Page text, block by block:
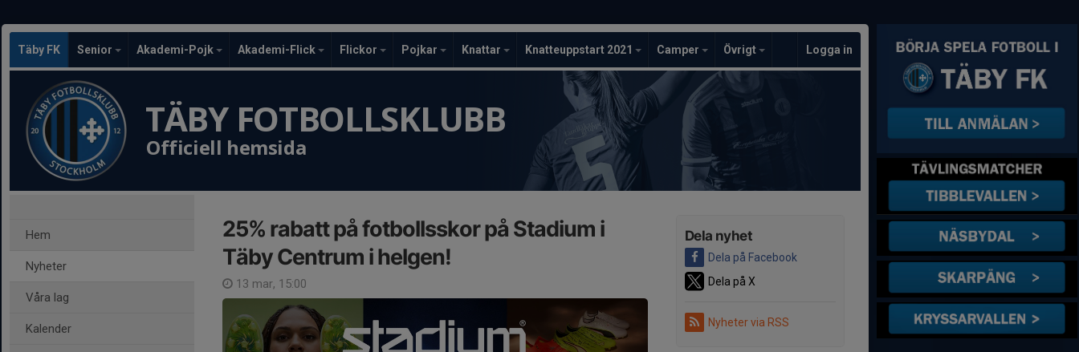
Täby FK Senior Akademi-Pojk Akademi-Flick Flickor Pojkar Knattar Knatteuppstart 2021 Camper Övrigt Logga in
TÄBY FOTBOLLSKLUBB
Officiell hemsida
Hem
Nyheter
Våra lag
Kalender
Dela nyhet
Dela på Facebook
Dela på X
Nyheter via RSS
25% rabatt på fotbollsskor på Stadium i
Täby Centrum i helgen!
13 mar, 15:00